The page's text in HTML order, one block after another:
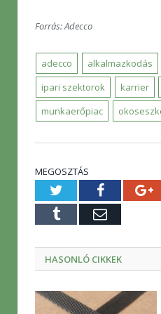
Forrás: Adecco
adecco alkalmazkodás
ipari szektorok
karrier
munkaerőpiac
MEGOSZTÁS
TwitterFacebook
Tumblr E-
HASONLÓ CIKKEK